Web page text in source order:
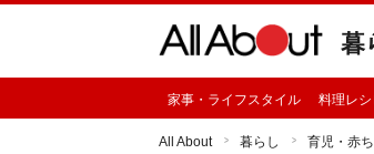
暮
家事・ライフスタイル 料理レ
All About 暮らし 育児・赤